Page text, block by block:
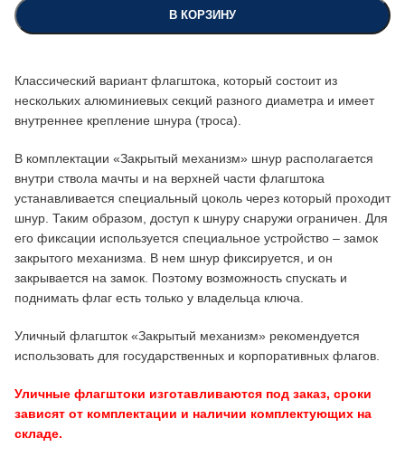
В КОРЗИНУ
Классический вариант флагштока, который состоит из
нескольких алюминиевых секций разного диаметра и имеет
внутреннее крепление шнура (троса).
В комплектации «Закрытый механизм» шнур располагается
внутри ствола мачты и на верхней части флагштока
устанавливается специальный цоколь через который проходит
шнур. Таким образом, доступ к шнуру снаружи ограничен. Для
его фиксации используется специальное устройство – замок
закрытого механизма. В нем шнур фиксируется, и он
закрывается на замок. Поэтому возможность спускать и
поднимать флаг есть только у владельца ключа.
Уличный флагшток «Закрытый механизм» рекомендуется
использовать для государственных и корпоративных флагов.
Уличные флагштоки изготавливаются под заказ, сроки
зависят от комплектации и наличии комплектующих на
складе.